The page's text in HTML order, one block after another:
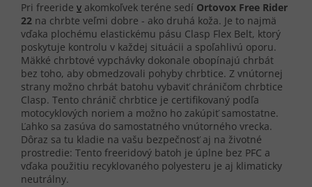
Pri freeride v akomkoľvek teréne sedí Ortovox Free Rider
22 na chrbte veľmi dobre - ako druhá koža. Je to najmä
vďaka plochému elastickému pásu Clasp Flex Belt, ktorý
poskytuje kontrolu v každej situácii a spoľahlivú oporu.
Mäkké chrbtové vypchávky dokonale obopínajú chrbát
bez toho, aby obmedzovali pohyby chrbtice. Z vnútornej
strany možno chrbát batohu vybaviť chráničom chrbtice
Clasp. Tento chránič chrbtice je certifikovaný podľa
motocyklových noriem a možno ho zakúpiť samostatne.
Ľahko sa zasúva do samostatného vnútorného vrecka.
Dôraz sa tu kladie na vašu bezpečnosť aj na životné
prostredie: Tento freeridový batoh je úplne bez PFC a
vďaka použitiu recyklovaného polyesteru je aj klimaticky
neutrálny.